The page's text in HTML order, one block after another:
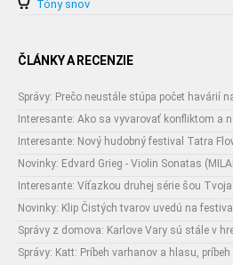
Tóny snov
ČLÁNKY A RECENZIE
Správy: Prečo neustále stúpa počet havárií
Interesante: Víťazkou druhej série šou
Novinky: Klip Čistých tvarov uvedú na
Správy z domova: Karlove Vary sú stále v
Správy: Katt: Príbeh varhanov a hlasu,